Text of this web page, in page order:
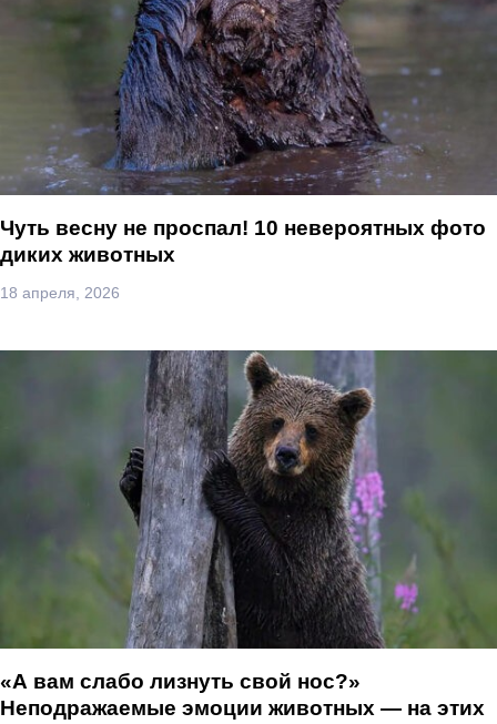
Чуть весну не проспал! 10 невероятных фото
диких животных
18 апреля, 2026
«А вам слабо лизнуть свой нос?»
Неподражаемые эмоции животных — на этих